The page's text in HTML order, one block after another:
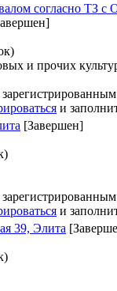
согласно ТЗ
и прочих
и
[Завершен]
и
39, Элита